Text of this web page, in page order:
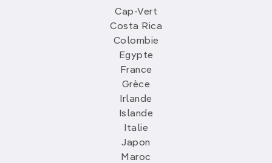
Cap-Vert
Costa Rica
Colombie
Egypte
France
Grèce
Irlande
Islande
Italie
Japon
Maroc